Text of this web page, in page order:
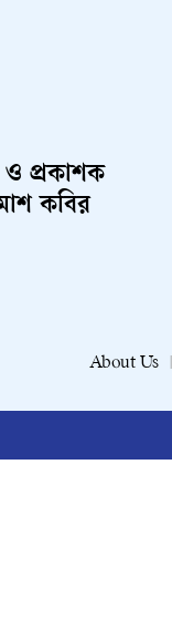
প্রকাশক
কবির
About Us